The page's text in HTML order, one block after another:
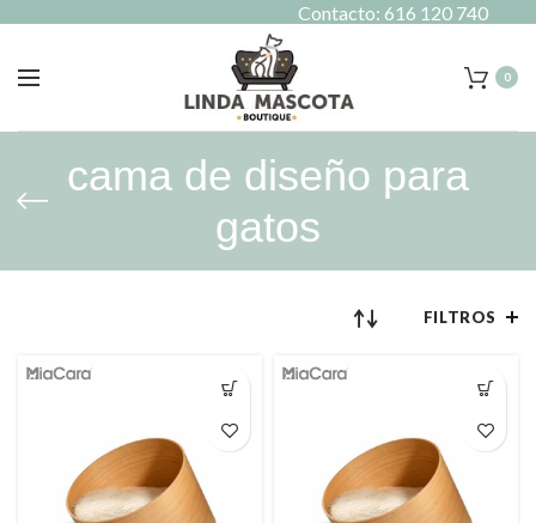
0
cama de diseño para
gatos
FILTROS
Contacto: 616 120 740